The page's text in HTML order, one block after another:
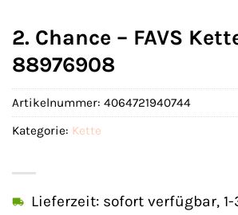
2. Chance – FAVS
88976908
Lieferzeit: sofort verfügbar,
Artikelnummer: 4064721940744
Kategorie: Kette